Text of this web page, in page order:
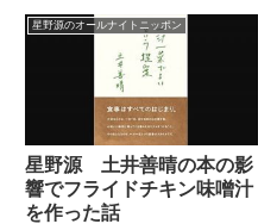
一緒に大好きな福岡のもつ鍋屋さ
ん、やま中のお取り寄せもつ鍋も
プレゼント。「福岡に行ったらか
ならず食べる」という絶品のもつ
鍋について話していました。
星野源のオールナイトニッポン
星野源 土井善晴の本の影
響でフライドチキン味噌汁
を作った話